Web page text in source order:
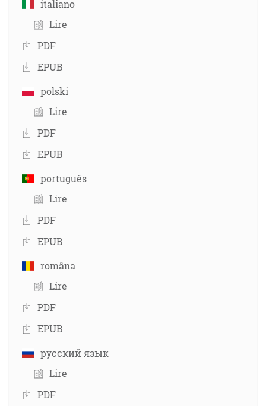
italiano
Lire
PDF
EPUB
polski
Lire
PDF
EPUB
português
Lire
PDF
EPUB
româna
Lire
PDF
EPUB
русский язык
Lire
PDF